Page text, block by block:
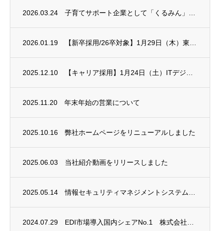
2026.03.24
2026.01.19
2025.12.10
2025.11.20 年末年始の営業について
2025.10.16 弊社ホームページをリニューアルしました
2025.06.03 当社紹介動画をリリースしました
2025.05.14
2024.07.29